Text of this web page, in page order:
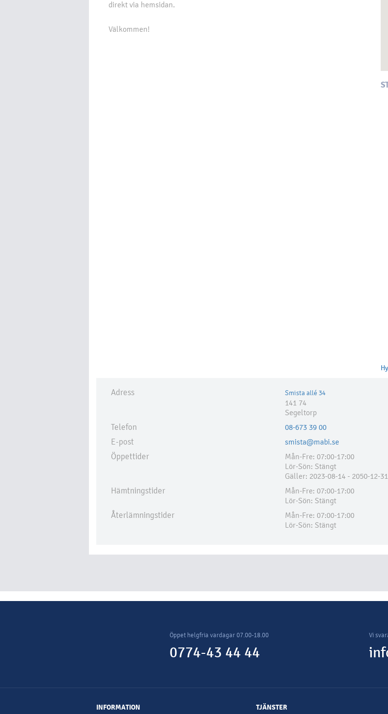
direkt via hemsidan.
Välkommen!
Adress Smista allé 34
141 74
Segeltorp
Telefon 08-673 39 00
E-post smista@mabi.se
Öppettider
Mån-Fre: 07:00-17:00
Lör-Sön: Stängt
Gäller: 2023-08-14 - 2050-12-31
Hämtningstider
Mån-Fre: 07:00-17:00
Lör-Sön: Stängt
Återlämningstider
Mån-Fre: 07:00-17:00
Lör-Sön: Stängt
Öppet helgfria vardagar 07.00-18.00
0774-43 44 44
Vi
INFORMATION TJÄNSTER